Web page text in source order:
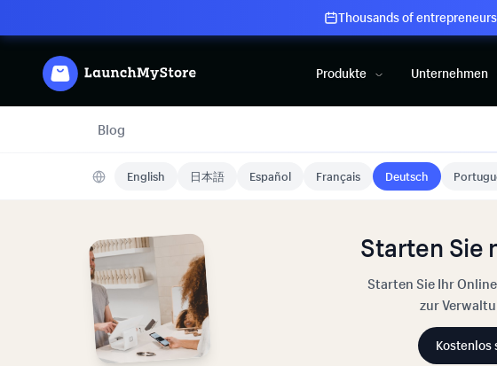
Thousands of
Produkte Unternehmen
Blog
English 日本語 Español Français Deutsch
Starten Sie
Starten Sie Ihr
zur
Kostenlos